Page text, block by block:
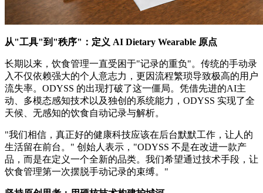
从"工具"到"秩序"：定义 AI Dietary Wearable 原点
长期以来，饮食管理一直受困于"记录的重负"。传统的手动录
入不仅依赖强大的个人意志力，更因流程繁琐导致极高的用户
流失率。ODYSS 的出现打破了这一僵局。凭借先进的AI主
动、多模态感知技术以及独创的系统能力，ODYSS 实现了全
天候、无感知的饮食自动记录与解析。
"我们相信，真正好的健康科技应该在后台默默工作，让人的
生活留在前台。" 创始人表示，"ODYSS 不是在改进一款产
品，而是在定义一个全新的品类。我们希望通过技术手段，让
饮食管理第一次摆脱手动记录的束缚。"